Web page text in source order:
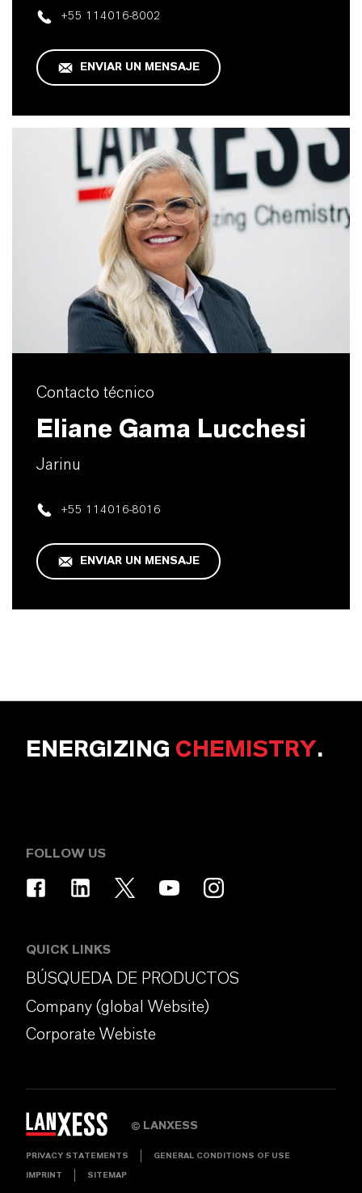
+55 114016-8002
ENVIAR UN MENSAJE
Contacto técnico
Eliane Gama Lucchesi
Jarinu
+55 114016-8016
ENVIAR UN MENSAJE
ENERGIZING CHEMISTRY.
FOLLOW US
QUICK LINKS
BÚSQUEDA DE PRODUCTOS
Company (global Website)
Corporate Webiste
© LANXESS
PRIVACY STATEMENTS GENERAL CONDITIONS OF USE
IMPRINT SITEMAP